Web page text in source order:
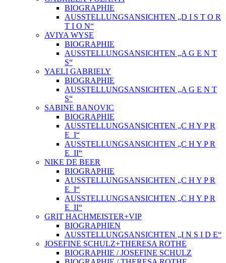
BIOGRAPHIE
AUSSTELLUNGSANSICHTEN „D I S T O R
T I O N“
AVIYA WYSE
BIOGRAPHIE
AUSSTELLUNGSANSICHTEN „A G E N T
S“
YAELI GABRIELY
BIOGRAPHIE
AUSSTELLUNGSANSICHTEN „A G E N T
S“
SABINE BANOVIC
BIOGRAPHIE
AUSSTELLUNGSANSICHTEN „C H Y P R
E_I“
AUSSTELLUNGSANSICHTEN „C H Y P R
E_II“
NIKE DE BEER
BIOGRAPHIE
AUSSTELLUNGSANSICHTEN „C H Y P R
E_I“
AUSSTELLUNGSANSICHTEN „C H Y P R
E_II“
GRIT HACHMEISTER+VIP
BIOGRAPHIEN
AUSSTELLUNGSANSICHTEN „I N S I D E“
JOSEFINE SCHULZ+THERESA ROTHE
BIOGRAPHIE / JOSEFINE SCHULZ